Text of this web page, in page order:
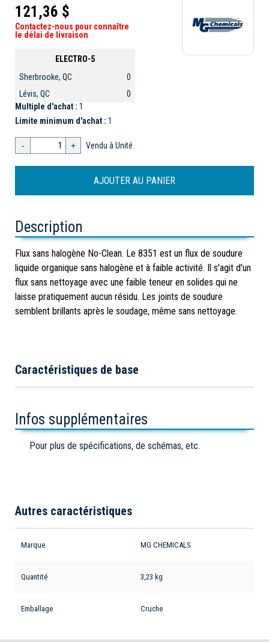
121,36 $
Contactez-nous pour connaître
le délai de livraison
ELECTRO-5
Sherbrooke, QC
0
Lévis, QC
0
Multiple d'achat : 1
Limite minimum d'achat : 1
- + Vendu à Unité
Description
Flux sans halogène No-Clean. Le 8351 est un flux de soudure
liquide organique sans halogène et à faible activité. Il s'agit d'un
flux sans nettoyage avec une faible teneur en solides qui ne
laisse pratiquement aucun résidu. Les joints de soudure
semblent brillants après le soudage, même sans nettoyage.
Caractéristiques de base
Infos supplémentaires
Pour plus de spécifications, de schémas, etc.
Autres caractéristiques
Marque MG CHEMICALS
Quantité 3,23 kg
Emballage Cruche